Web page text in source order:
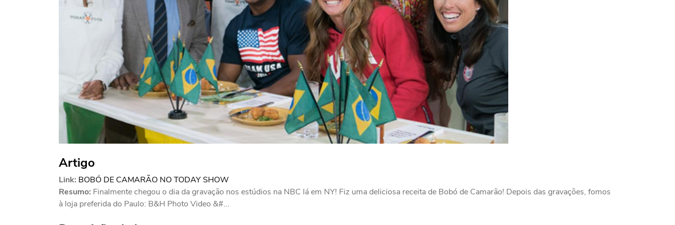
Artigo
Link: BOBÓ DE CAMARÃO NO TODAY SHOW
Resumo: Finalmente chegou o dia da gravação nos estúdios na NBC lá em NY! Fiz uma deliciosa receita de Bobó de Camarão! Depois das gravações, fomos
à loja preferida do Paulo: B&H Photo Video &#...